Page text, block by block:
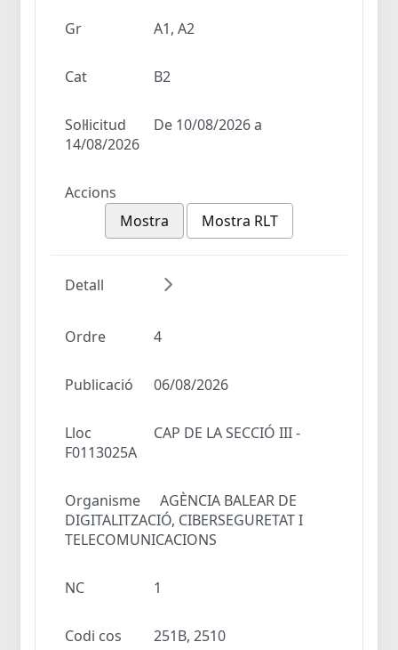
Gr A1, A2
Cat B2
Sol·licitud
De 10/08/2026 a
14/08/2026
Accions
Mostra
Mostra RLT
Detall
Ordre 4
Publicació 06/08/2026
Lloc
CAP DE LA SECCIÓ III -
F0113025A
Organisme
AGÈNCIA BALEAR DE
DIGITALITZACIÓ, CIBERSEGURETAT I
TELECOMUNICACIONS
NC 1
Codi cos 251B, 2510